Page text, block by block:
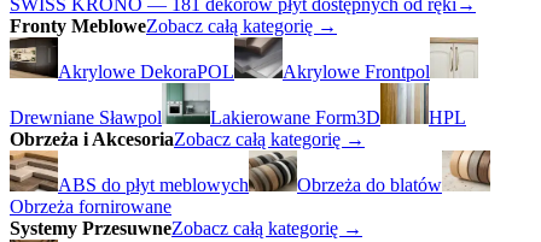
SWISS KRONO — 181 dekorów płyt dostępnych od ręki →
Fronty MebloweZobacz całą kategorię →
Akrylowe DekoraPOL Akrylowe Frontpol
Drewniane Sławpol Lakierowane Form3D
HPL
Obrzeża i AkcesoriaZobacz całą kategorię →
ABS do płyt meblowych
Obrzeża do blatów
Obrzeża fornirowane
Systemy PrzesuwneZobacz całą kategorię →